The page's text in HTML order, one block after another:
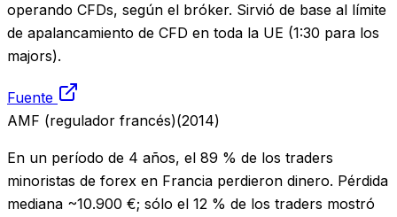
operando CFDs, según el bróker. Sirvió de base al límite
de apalancamiento de CFD en toda la UE (1:30 para los
majors).
Fuente
AMF (regulador francés)(2014)
En un período de 4 años, el 89 % de los traders
minoristas de forex en Francia perdieron dinero. Pérdida
mediana ~10.900 €; sólo el 12 % de los traders mostró